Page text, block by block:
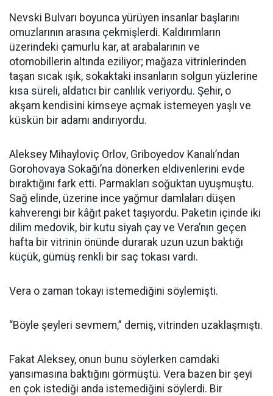
Nevski Bulvarı boyunca yürüyen insanlar başlarını
omuzlarının arasına çekmişlerdi. Kaldırımların
üzerindeki çamurlu kar, at arabalarının ve
otomobillerin altında eziliyor; mağaza vitrinlerinden
taşan sıcak ışık, sokaktaki insanların solgun yüzlerine
kısa süreli, aldatıcı bir canlılık veriyordu. Şehir, o
akşam kendisini kimseye açmak istemeyen yaşlı ve
küskün bir adamı andırıyordu.
Aleksey Mihayloviç Orlov, Griboyedov Kanalı’ndan
Gorohovaya Sokağı’na dönerken eldivenlerini evde
bıraktığını fark etti. Parmakları soğuktan uyuşmuştu.
Sağ elinde, üzerine ince yağmur damlaları düşen
kahverengi bir kâğıt paket taşıyordu. Paketin içinde iki
dilim medovik, bir kutu siyah çay ve Vera’nın geçen
hafta bir vitrinin önünde durarak uzun uzun baktığı
küçük, gümüş renkli bir saç tokası vardı.
Vera o zaman tokayı istemediğini söylemişti.
“Böyle şeyleri sevmem,” demiş, vitrinden uzaklaşmıştı.
Fakat Aleksey, onun bunu söylerken camdaki
yansımasına baktığını görmüştü. Vera bazen bir şeyi
en çok istediği anda istemediğini söylerdi. Bir